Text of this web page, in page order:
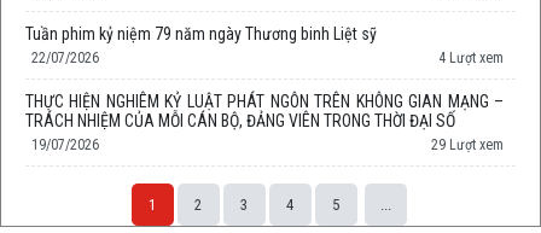
Tuần phim kỷ niệm 79 năm ngày Thương binh Liệt sỹ
22/07/2026 4 Lượt xem
THỰC HIỆN NGHIÊM KỶ LUẬT PHÁT NGÔN TRÊN KHÔNG GIAN MẠNG –
TRÁCH NHIỆM CỦA MỖI CÁN BỘ, ĐẢNG VIÊN TRONG THỜI ĐẠI SỐ
19/07/2026 29 Lượt xem
1 2 3 4 5 ...